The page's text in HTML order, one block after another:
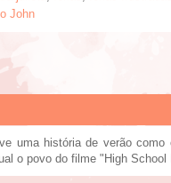
John
uma história de verão
o povo do filme "High